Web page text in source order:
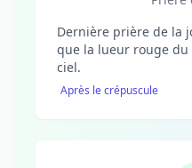
Dernière prière de la
que la lueur rouge
ciel.
Après le crépuscule